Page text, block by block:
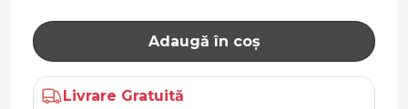
Adaugă în coș
Livrare Gratuită